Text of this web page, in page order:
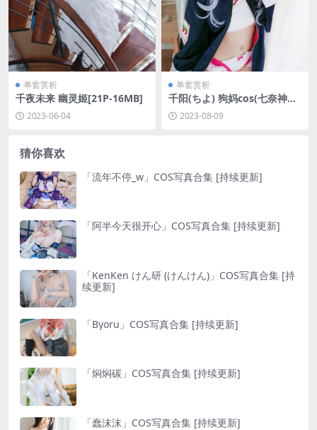
单套赏析
千夜未来 幽灵姬[21P-16MB]
2023-06-04
单套赏析
千阳(ちよ) 狗妈cos(七奈神乐)
[16P-25MB]
2023-08-09
猜你喜欢
「流年不停_w」COS写真合集 [持续更新]
「阿半今天很开心」COS写真合集 [持续更新]
「KenKen けん研 (けんけん)」COS写真合集 [持
续更新]
「Byoru」COS写真合集 [持续更新]
「焖焖碳」COS写真合集 [持续更新]
「蠢沫沫」COS写真合集 [持续更新]